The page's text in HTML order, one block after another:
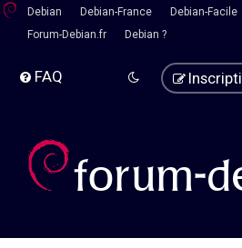
Debian Debian-France Debian-Facile
Forum-Debian.fr
Debian ?
FAQ